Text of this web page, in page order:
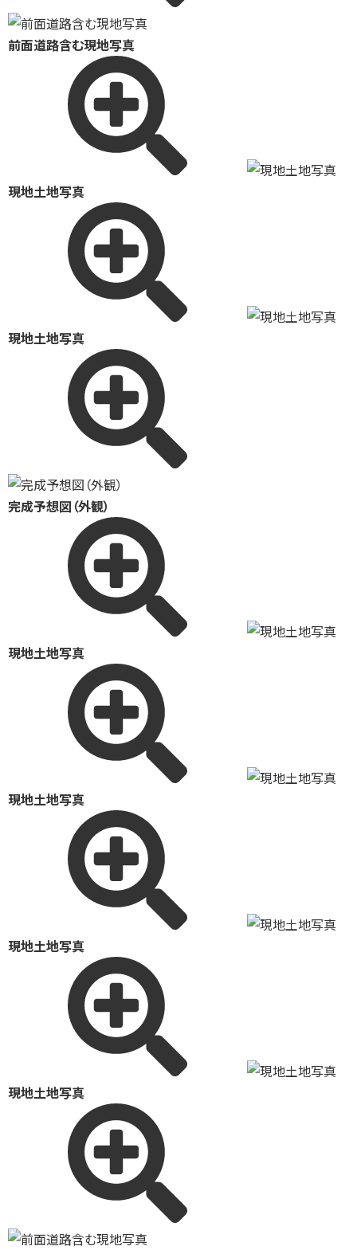
前面道路含む現地写真
現地土地写真
現地土地写真
完成予想図（外観）
現地土地写真
現地土地写真
現地土地写真
現地土地写真